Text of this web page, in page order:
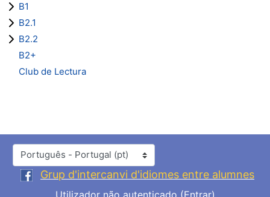
B1
B2.1
B2.2
B2+
Club de Lectura
Idioma
Grup d'intercanvi d'idiomes entre alumnes
Utilizador não autenticado (Entrar)